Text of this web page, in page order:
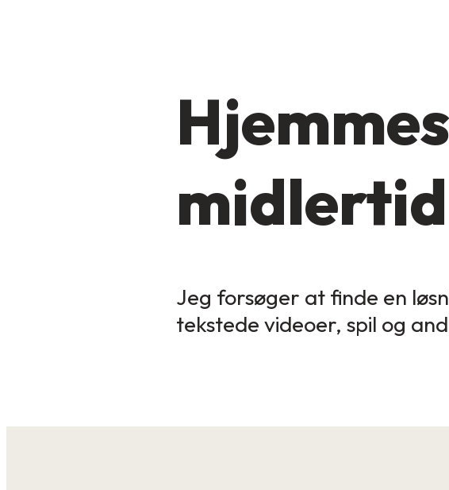
Jeg forsøger at finde en
tekstede videoer, spil og